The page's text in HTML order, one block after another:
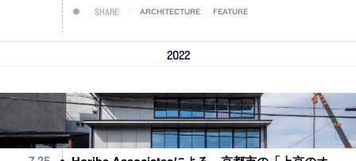
SHARE ARCHITECTURE FEATURE
2022